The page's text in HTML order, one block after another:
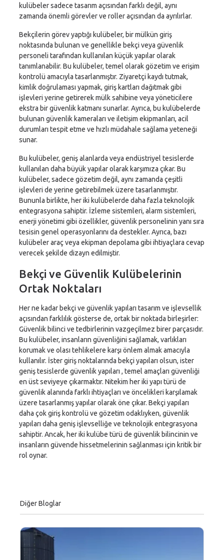
kulübeler sadece tasarım açısından farklı değil, aynı
zamanda önemli görevler ve roller açısından da ayrılırlar.
Bekçilerin görev yaptığı kulübeler, bir mülkün giriş
noktasında bulunan ve genellikle bekçi veya güvenlik
personeli tarafından kullanılan küçük yapılar olarak
tanımlanabilir. Bu kulübeler, temel olarak gözetim ve erişim
kontrolü amacıyla tasarlanmıştır. Ziyaretçi kaydı tutmak,
kimlik doğrulaması yapmak, giriş kartları dağıtmak gibi
işlevleri yerine getirerek mülk sahibine veya yöneticilere
ekstra bir güvenlik katmanı sunarlar. Ayrıca, bu kulübelerde
bulunan güvenlik kameraları ve iletişim ekipmanları, acil
durumları tespit etme ve hızlı müdahale sağlama yeteneği
sunar.
Bu kulübeler, geniş alanlarda veya endüstriyel tesislerde
kullanılan daha büyük yapılar olarak karşımıza çıkar. Bu
kulübeler, sadece gözetim değil, aynı zamanda çeşitli
işlevleri de yerine getirebilmek üzere tasarlanmıştır.
Bununla birlikte, her iki kulübelerde daha fazla teknolojik
entegrasyona sahiptir. İzleme sistemleri, alarm sistemleri,
enerji yönetimi gibi özellikler, güvenlik personelinin yanı sıra
tesisin genel operasyonlarını da destekler. Ayrıca, bazı
kulübeler araç veya ekipman depolama gibi ihtiyaçlara cevap
verecek şekilde dizayn edilmiştir.
Bekçi ve Güvenlik Kulübelerinin
Ortak Noktaları
Her ne kadar bekçi ve güvenlik yapıları tasarım ve işlevsellik
açısından farklılık gösterse de, ortak bir noktada birleşirler:
Güvenlik bilinci ve tedbirlerinin vazgeçilmez birer parçasıdır.
Bu kulübeler, insanların güvenliğini sağlamak, varlıkları
korumak ve olası tehlikelere karşı önlem almak amacıyla
kullanılır. İster giriş noktalarında bekçi yapıları olsun, ister
geniş tesislerde güvenlik yapıları , temel amaçları güvenliği
en üst seviyeye çıkarmaktır. Nitekim her iki yapı türü de
güvenlik alanında farklı ihtiyaçları ve öncelikleri karşılamak
üzere tasarlanmış yapılar olarak öne çıkar. Bekçi yapıları
daha çok giriş kontrolü ve gözetim odaklıyken, güvenlik
yapıları daha geniş işlevselliğe ve teknolojik entegrasyona
sahiptir. Ancak, her iki kulübe türü de güvenlik bilincinin ve
insanların güvende hissetmelerinin sağlanması için kritik bir
rol oynar.
Diğer Bloglar